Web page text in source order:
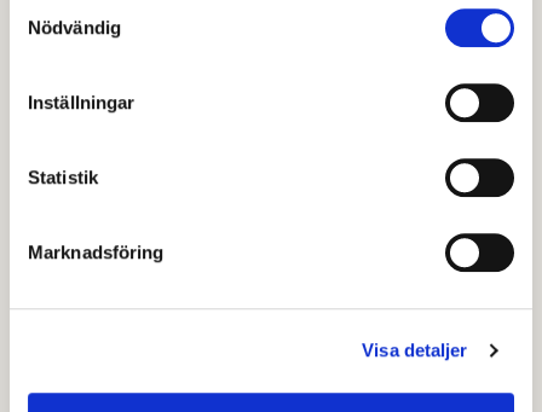
Nödvändig
Inställningar
Statistik
Marknadsföring
Visa detaljer
Inspektioner och andra tillsynsåtgärder utöver den
normalt planerade tillsynen ingår inte i den fasta
årsavgiften. För sådan tillsyn tas en timavgift ut efter
särskilt beslut och debiteras i efterskott. Exempel på
kontrollera att förelägganden eller förbud följs
utreda klagomål
Detta gäller även om tillsynsbehovet väsentligt